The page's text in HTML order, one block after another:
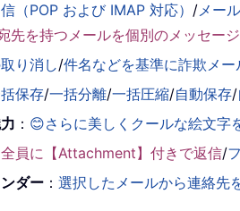
（POP および IMAP 対応） /メー
先を持つメールを個別のメッセー
り消し/件名などを基準に詐欺メー
保存/一括分離/一括圧縮/自動保存/
： 😊さらに美しくクールな絵文字
全員に【Attachment】付きで返信/
ダー ：選択したメールから連絡先